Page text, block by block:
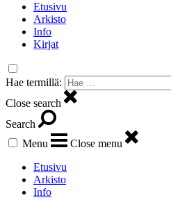
Etusivu
Arkisto
Info
Kirjat
Hae termillä:
Close search
Search
Menu
Close menu
Etusivu
Arkisto
Info